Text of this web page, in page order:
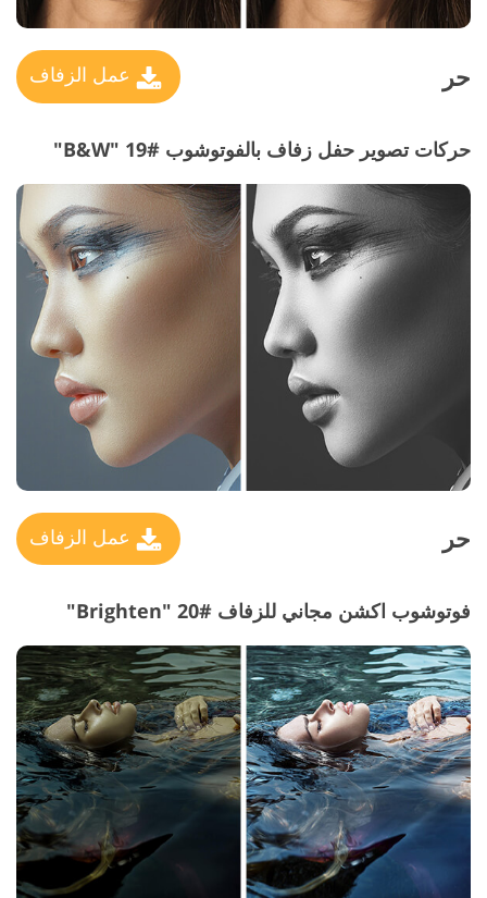
حر عمل الزفاف
حركات تصوير حفل زفاف بالفوتوشوب #19 "B&W"
حر عمل الزفاف
فوتوشوب اكشن مجاني للزفاف #20 "Brighten"